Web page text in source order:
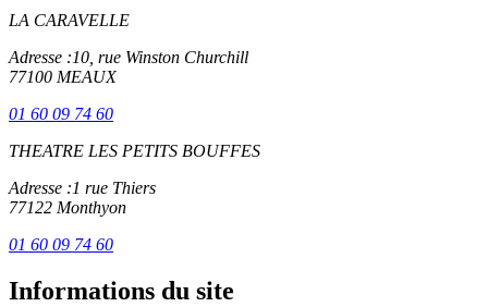
LA CARAVELLE
Adresse :10, rue Winston Churchill
77100 MEAUX
01 60 09 74 60
THEATRE LES PETITS BOUFFES
Adresse :1 rue Thiers
77122 Monthyon
01 60 09 74 60
Informations du site